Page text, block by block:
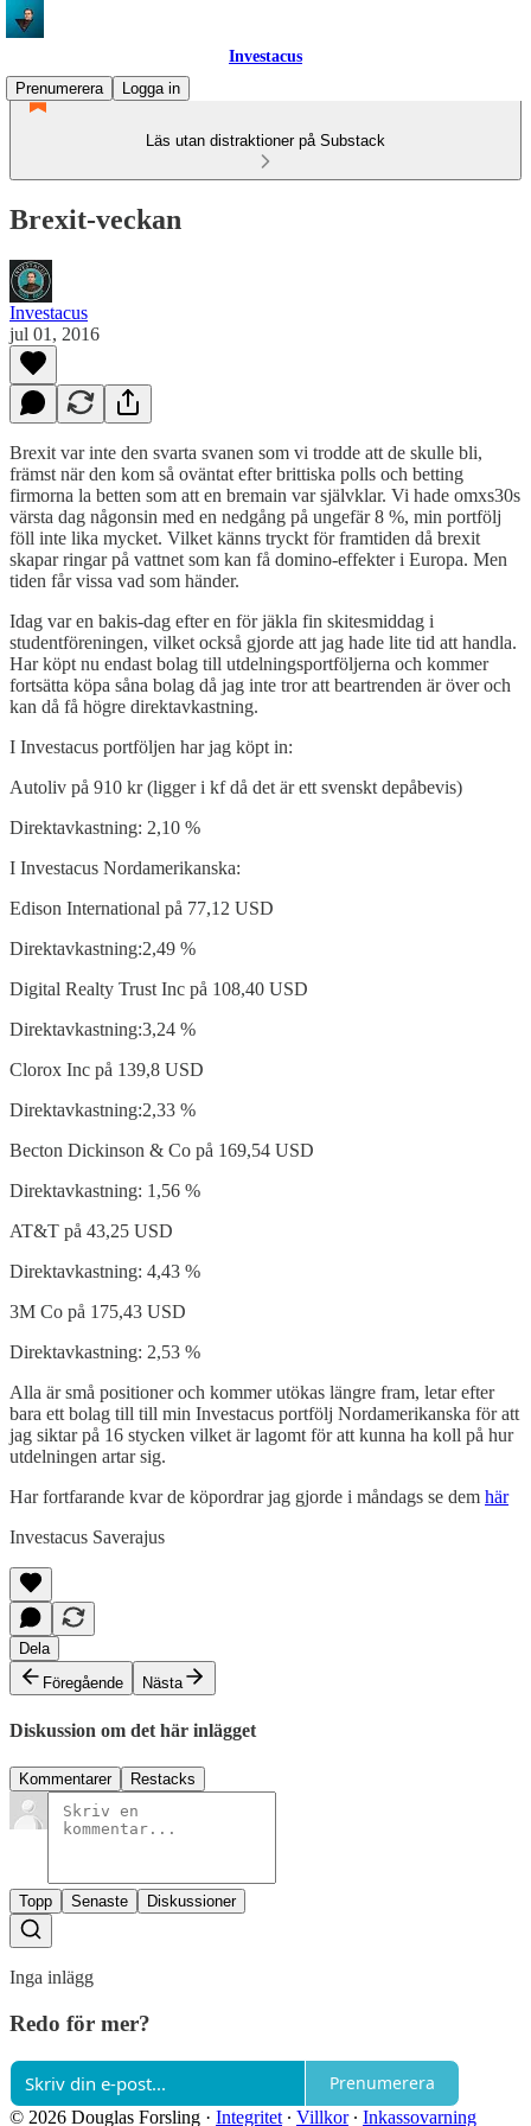
Investacus
Prenumerera
Logga in
Läs utan distraktioner på Substack
Brexit-veckan
Investacus
jul 01, 2016
Brexit var inte den svarta svanen som vi trodde att de skulle bli,
främst när den kom så oväntat efter brittiska polls och betting
firmorna la betten som att en bremain var självklar. Vi hade omxs30s
värsta dag någonsin med en nedgång på ungefär 8 %, min portfölj
föll inte lika mycket. Vilket känns tryckt för framtiden då brexit
skapar ringar på vattnet som kan få domino-effekter i Europa. Men
tiden får vissa vad som händer.
Idag var en bakis-dag efter en för jäkla fin skitesmiddag i
studentföreningen, vilket också gjorde att jag hade lite tid att handla.
Har köpt nu endast bolag till utdelningsportföljerna och kommer
fortsätta köpa såna bolag då jag inte tror att beartrenden är över och
kan då få högre direktavkastning.
I Investacus portföljen har jag köpt in:
Autoliv på 910 kr (ligger i kf då det är ett svenskt depåbevis)
Direktavkastning: 2,10 %
I Investacus Nordamerikanska:
Edison International på 77,12 USD
Direktavkastning:2,49 %
Digital Realty Trust Inc på 108,40 USD
Direktavkastning:3,24 %
Clorox Inc på 139,8 USD
Direktavkastning:2,33 %
Becton Dickinson & Co på 169,54 USD
Direktavkastning: 1,56 %
AT&T på 43,25 USD
Direktavkastning: 4,43 %
3M Co på 175,43 USD
Direktavkastning: 2,53 %
Alla är små positioner och kommer utökas längre fram, letar efter
bara ett bolag till till min Investacus portfölj Nordamerikanska för att
jag siktar på 16 stycken vilket är lagomt för att kunna ha koll på hur
utdelningen artar sig.
Har fortfarande kvar de köpordrar jag gjorde i måndags se dem här
Investacus Saverajus
Dela
Föregående
Nästa
Diskussion om det här inlägget
Kommentarer Restacks
Topp Senaste Diskussioner
Inga inlägg
Redo för mer?
Prenumerera
© 2026 Douglas Forsling · Integritet ∙ Villkor∙ Inkassovarning